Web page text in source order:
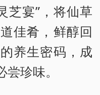
芝宴”，将仙草
佳肴，鲜醇回
养生密码，成
珍味。